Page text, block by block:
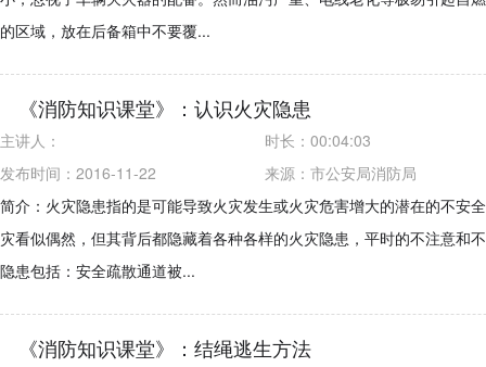
的区域，放在后备箱中不要覆...
《消防知识课堂》：认识火灾隐患
主讲人： 时长： 00:04:03
发布时间：2016-11-22
来源： 市公安局消防局
简介：火灾隐患指的是可能导致火灾发生或火灾危害增大的潜在的不安
灾看似偶然，但其背后都隐藏着各种各样的火灾隐患，平时的不注意和
隐患包括：安全疏散通道被...
《消防知识课堂》：结绳逃生方法